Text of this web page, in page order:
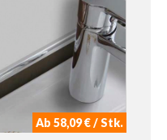
Ab 58,09 € / Stk.